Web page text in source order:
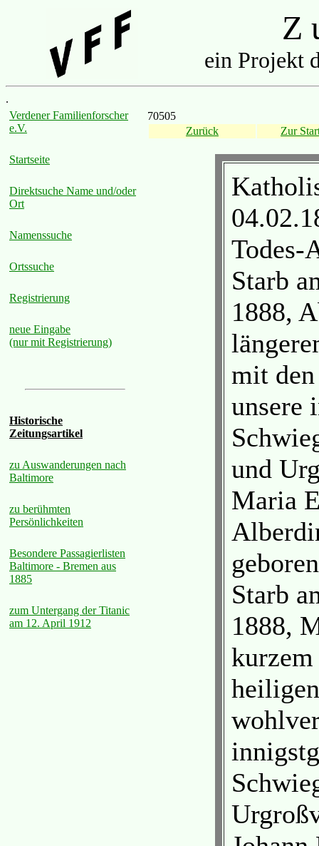
Z
ein Projekt
.
Verdener Familienforscher
e.V.
Startseite
Direktsuche Name und/oder
Ort
Namenssuche
Ortssuche
Registrierung
neue Eingabe
(nur mit Registrierung)
Historische
Zeitungsartikel
zu Auswanderungen nach
Baltimore
zu berühmten
Persönlichkeiten
Besondere Passagierlisten
Baltimore - Bremen aus
1885
zum Untergang der Titanic
am 12. April 1912
70505
Zurück
Zur
Todes-
Starb
1888,
mit
unsere
und
Maria
Starb
1888,